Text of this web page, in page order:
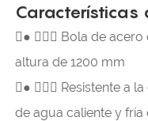
Características
●  Bola de acero
altura de 1200 mm
●  Resistente a
de agua caliente y